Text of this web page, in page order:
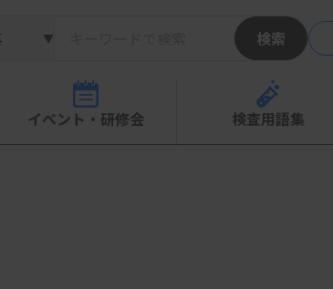
▼ 検索
イベント・研修会 検査用語集